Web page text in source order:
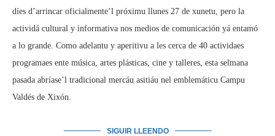
díes d’arrincar oficialmente’l próximu llunes 27 de xunetu, pero la
actividá cultural y informativa nos medios de comunicación yá entamó
a lo grande. Como adelantu y aperitivu a les cerca de 40 actividaes
programaes ente música, artes plásticas, cine y talleres, esta selmana
pasada abríase’l tradicional mercáu asitiáu nel emblemáticu Campu
Valdés de Xixón.
SIGUIR LLEENDO